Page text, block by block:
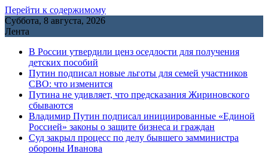
Перейти к содержимому
Суббота, 8 августа, 2026
Лента
В России утвердили ценз оседлости для получения
детских пособий
Путин подписал новые льготы для семей участников
СВО: что изменится
Путина не удивляет, что предсказания Жириновского
сбываются
Владимир Путин подписал инициированные «Единой
Россией» законы о защите бизнеса и граждан
Cуд закрыл процесс по делу бывшего замминистра
обороны Иванова